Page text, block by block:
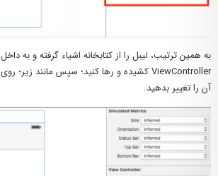
به همین ترتیب، لیبل را از کتابخانه اشیاء گرفته و به داخل
ViewController کشیده و رها کنید؛ سپس مانند زیر؛ روی
آن را تغییر بدهید.